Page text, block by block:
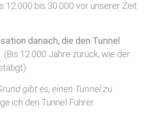
12.000 bis 30.000 vor unserer Zeit
danach, die den Tunnel
. (Bis 12.000 Jahre zurück, wie der
gibt es, einen Tunnel zu
ich den Tunnel Führer.